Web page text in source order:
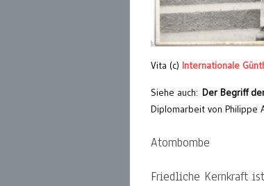
Vita (c) Internationale
Siehe auch: Der Begriff
Diplomarbeit von Philippe
Atombombe
Friedliche Kernkraft